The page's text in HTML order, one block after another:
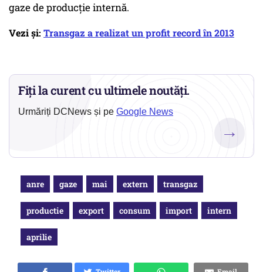
gaze de producție internă.
Vezi și: Transgaz a realizat un profit record în 2013
Fiți la curent cu ultimele noutăți.
Urmăriți DCNews și pe Google News
→
anre gaze mai extern transgaz
productie export consum import intern
aprilie